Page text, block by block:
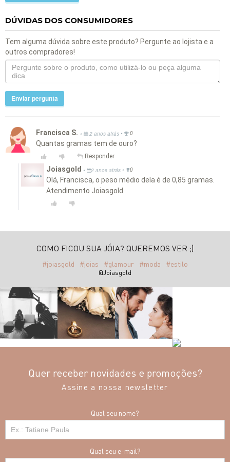
DÚVIDAS DOS CONSUMIDORES
Tem alguma dúvida sobre este produto? Pergunte ao lojista e a
outros compradores!
Enviar pergunta
Francisca S. • 2 anos atrás • 0
Quantas gramas tem de ouro?
Responder
Joiasgold • 2 anos atrás • 0
Olá, Francisca, o peso médio dela é de 0,85 gramas.
Atendimento Joiasgold
COMO FICOU SUA JÓIA? QUEREMOS VER ;)
#joiasgold #joias #glamour #moda #estilo
@Joiasgold
Quer receber novidades e promoções?
Assine a nossa newsletter
Qual seu nome?
Qual seu e-mail?